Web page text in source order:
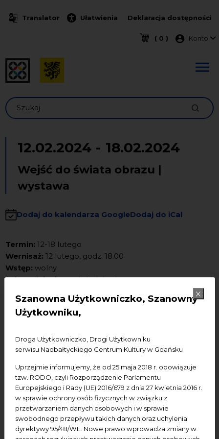
Szanowna Użytkowniczko, Szanowny
Użytkowniku,
Droga Użytkowniczko, Drogi Użytkowniku
serwisu Nadbałtyckiego Centrum Kultury w Gdańsku
Uprzejmie informujemy, że od 25 maja 2018 r. obowiązuje
tzw. RODO, czyli Rozporządzenie Parlamentu
Europejskiego i Rady (UE) 2016/679 z dnia 27 kwietnia 2016 r.
w sprawie ochrony osób fizycznych w związku z
przetwarzaniem danych osobowych i w sprawie
swobodnego przepływu takich danych oraz uchylenia
dyrektywy 95/48/WE. Nowe prawo wprowadza zmiany w
Translator Ułatwienia Deklaracja dostępności
( 0 ) Menu
Konto
Szukaj
12.02.2024 - 18.02.2024
Wejść do świata obrazu |
wystawa
Dodaj do kalendarza GoogleDodaj do iCal
Termin:12-18 lutego
Wernisaż:12 lutego, godz. 18.00
Wstęp:wolny
Udogodnienia:pętla indukcyjna
NCK - Ratusz Staromiejski, ul. Korzenna 33/35
(Sala Mieszczańska, pierwsze piętro)
Do zdjęć pozowali uczniowie ze Specjalnego Ośrodka
realizacja i edycja zdjęć Wiola Grabowska.
Bohaterami wystawy Wioli Grabowskiej, mamy trójki
dzieci, w tym dwójki z niepełnosprawnością
intelektualną; Antoniego ze spektrum autyzmu oraz
Hani z zespołem Downa jest młodzież i dorośli ze
Specjalnego Ośrodka Rewalidacyjno -
Wychowawczego w Gdańsku. Pomysł na fotografie
narodził się w pandemii, kiedy to Muzeum Narodowe w